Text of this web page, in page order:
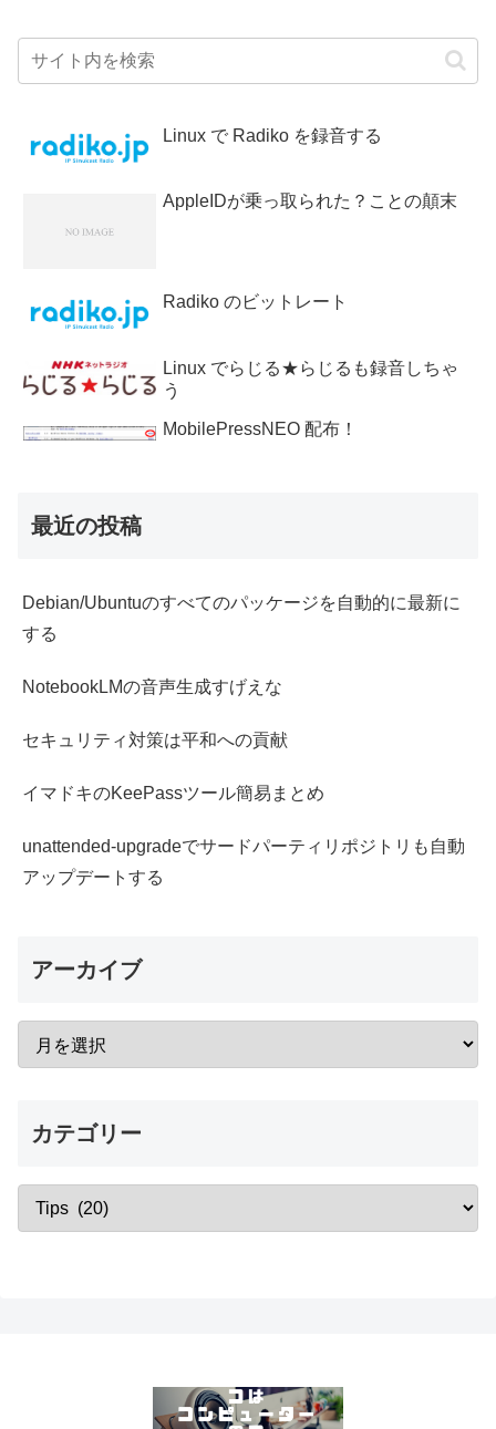
Linux で Radiko を録音する
AppleIDが乗っ取られた？ことの顛末
Radiko のビットレート
Linux でらじる★らじるも録音しちゃ
う
MobilePressNEO 配布！
最近の投稿
Debian/Ubuntuのすべてのパッケージを自動的に最新に
する
NotebookLMの音声生成すげえな
セキュリティ対策は平和への貢献
イマドキのKeePassツール簡易まとめ
unattended-upgradeでサードパーティリポジトリも自動
アップデートする
アーカイブ
カテゴリー